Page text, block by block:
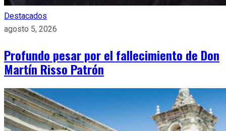
Destacados
agosto 5, 2026
Profundo pesar por el fallecimiento de Don
Martín Risso Patrón